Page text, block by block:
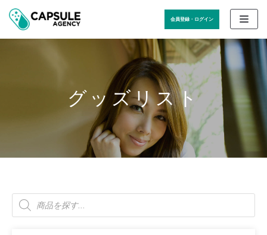
コ
ン
テ
会員登録・ログイン
グッズリスト